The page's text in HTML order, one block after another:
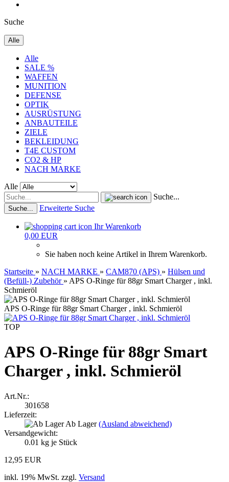
Suche
Alle
Alle
SALE %
WAFFEN
MUNITION
DEFENSE
OPTIK
AUSRÜSTUNG
ANBAUTEILE
ZIELE
BEKLEIDUNG
T4E CUSTOM
CO2 & HP
NACH MARKE
Alle
Suche...
Suche... Erweiterte Suche
Ihr Warenkorb
0,00 EUR
Sie haben noch keine Artikel in Ihrem Warenkorb.
Startseite » NACH MARKE » CAM870 (APS) » Hülsen und
(Befüll-) Zubehör » APS O-Ringe für 88gr Smart Charger , inkl.
Schmieröl
APS O-Ringe für 88gr Smart Charger , inkl. Schmieröl
TOP
APS O-Ringe für 88gr Smart
Charger , inkl. Schmieröl
Art.Nr.:
301658
Lieferzeit:
Ab Lager(Ausland abweichend)
Versandgewicht:
0.01 kg je Stück
12,95 EUR
inkl. 19% MwSt. zzgl. Versand